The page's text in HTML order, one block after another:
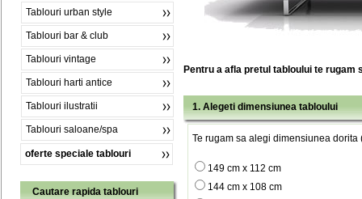
Tablouri urban style
Tablouri bar & club
Tablouri vintage
Tablouri harti antice
Tablouri ilustratii
Tablouri saloane/spa
oferte speciale tablouri
Cautare rapida tablouri
Pentru a afla pretul tabloului te rugam
1. Alegeti dimensiunea tabloului
Te rugam sa alegi dimensiunea dorita
149 cm x 112 cm
144 cm x 108 cm